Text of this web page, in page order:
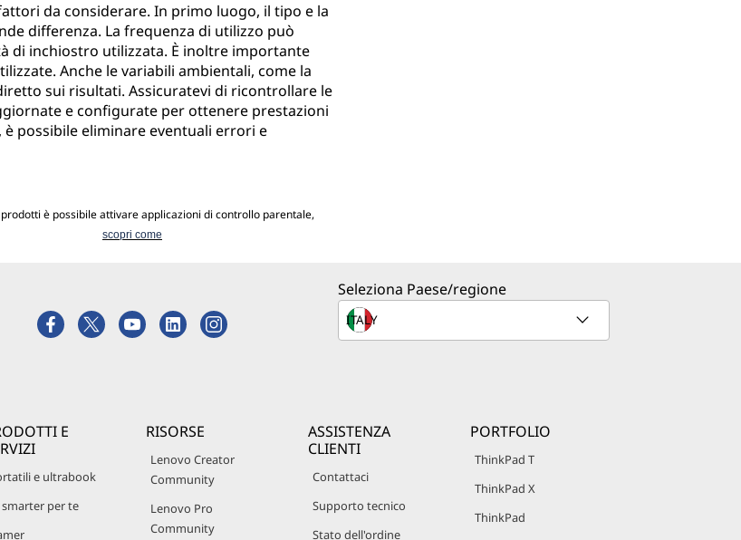
da considerare. In primo luogo, il tipo e la
differenza. La frequenza di utilizzo può
di inchiostro utilizzata. È inoltre importante
Anche le variabili ambientali, come la
sui risultati. Assicuratevi di ricontrollare le
e configurate per ottenere prestazioni
possibile eliminare eventuali errori e
è possibile attivare applicazioni di controllo parentale,
scopri come
Seleziona Paese/regione
E
e ultrabook
smarter per te
RISORSE
Lenovo Creator
Community
Lenovo Pro
Community
ASSISTENZA
CLIENTI
Contattaci
Supporto tecnico
Stato dell'ordine
PORTFOLIO
ThinkPad T
ThinkPad X
ThinkPad